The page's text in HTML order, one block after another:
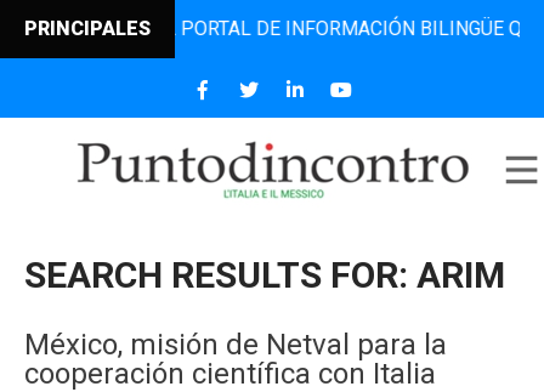
PRINCIPALES
EL PORTAL DE INFORMACIÓN BILINGÜE QUE DESDE
SEARCH RESULTS FOR: ARIM
México, misión de Netval para la
cooperación científica con Italia